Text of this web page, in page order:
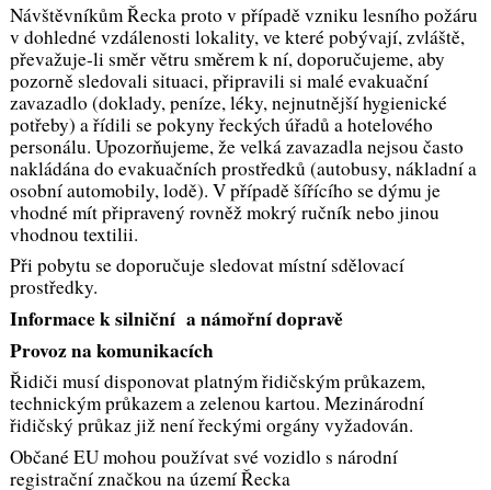
Návštěvníkům Řecka proto v případě vzniku lesního požáru
v dohledné vzdálenosti lokality, ve které pobývají, zvláště,
převažuje-li směr větru směrem k ní, doporučujeme, aby
pozorně sledovali situaci, připravili si malé evakuační
zavazadlo (doklady, peníze, léky, nejnutnější hygienické
potřeby) a řídili se pokyny řeckých úřadů a hotelového
personálu. Upozorňujeme, že velká zavazadla nejsou často
nakládána do evakuačních prostředků (autobusy, nákladní a
osobní automobily, lodě). V případě šířícího se dýmu je
vhodné mít připravený rovněž mokrý ručník nebo jinou
vhodnou textilii.
Při pobytu se doporučuje sledovat místní sdělovací
prostředky.
Informace k silniční a námořní dopravě
Provoz na komunikacích
Řidiči musí disponovat platným řidičským průkazem,
technickým průkazem a zelenou kartou. Mezinárodní
řidičský průkaz již není řeckými orgány vyžadován.
Občané EU mohou používat své vozidlo s národní
registrační značkou na území Řecka